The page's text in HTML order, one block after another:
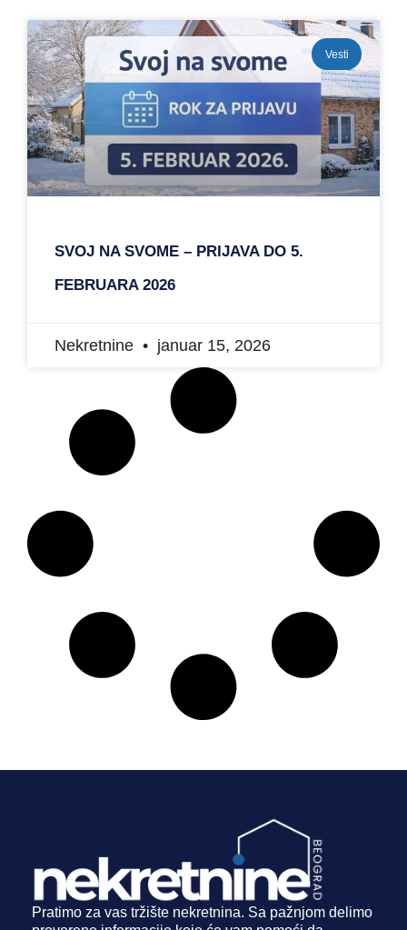
Vesti
SVOJ NA SVOME – PRIJAVA DO 5.
FEBRUARA 2026
Nekretnine januar 15, 2026
Pratimo za vas tržište nekretnina. Sa pažnjom delimo